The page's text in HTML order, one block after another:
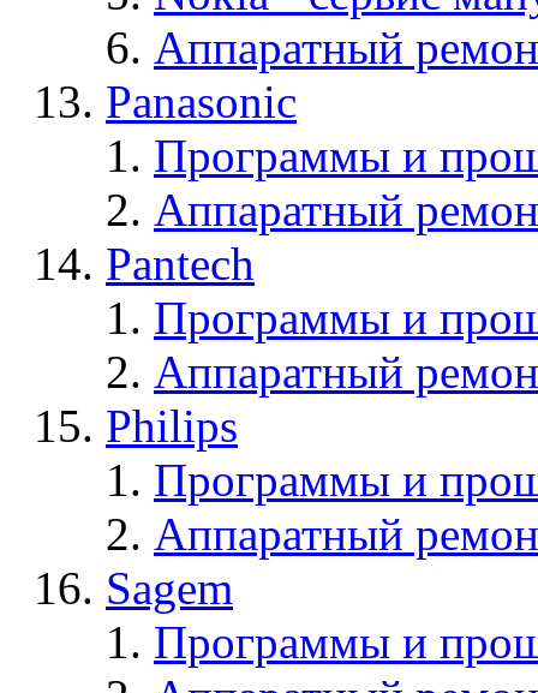
Аппаратный
Panasonic
Программы и
Аппаратный
Pantech
Программы и
Аппаратный
Philips
Программы и
Аппаратный
Sagem
Программы и